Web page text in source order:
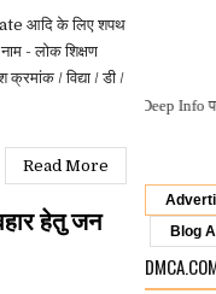
आदि के लिए शपथ
- लोक शिक्षण
/ विद्या / डी /
Read More
हेतु जन
पर आपका
Blog